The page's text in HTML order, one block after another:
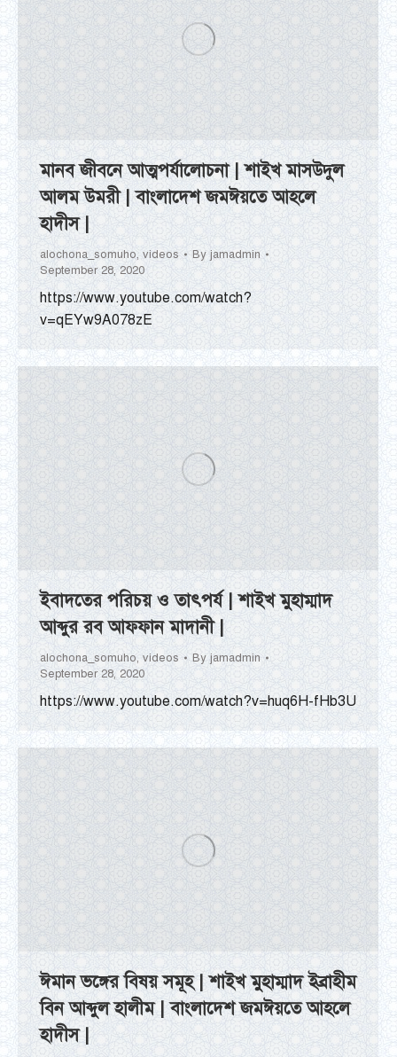
মানব জীবনে আত্মপর্যালোচনা | শাইখ মাসউদুল
আলম উমরী | বাংলাদেশ জমঈয়তে আহলে
হাদীস |
alochona_somuho, videos By jamadmin
September 28, 2020
https://www.youtube.com/watch?
v=qEYw9A078zE
ইবাদতের পরিচয় ও তাৎপর্য | শাইখ মুহাম্মাদ
আব্দুর রব আফফান মাদানী |
alochona_somuho, videos By jamadmin
September 28, 2020
https://www.youtube.com/watch?v=huq6H-fHb3U
ঈমান ভঙ্গের বিষয় সমূহ | শাইখ মুহাম্মাদ ইব্রাহীম
বিন আব্দুল হালীম | বাংলাদেশ জমঈয়তে আহলে
হাদীস |